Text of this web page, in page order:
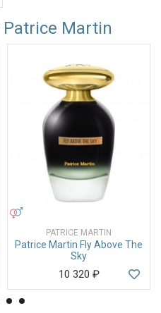
Patrice Martin
PATRICE MARTIN
Patrice Martin Fly Above The
Sky
10 320 ₽